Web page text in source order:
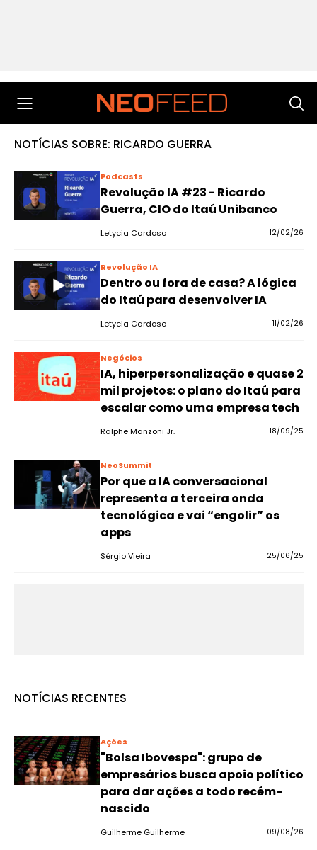
NOTÍCIAS SOBRE: RICARDO GUERRA
Podcasts
Revolução IA #23 - Ricardo
Guerra, CIO do Itaú Unibanco
Letycia Cardoso 12/02/26
Revolução IA
Dentro ou fora de casa? A lógica
do Itaú para desenvolver IA
Letycia Cardoso 11/02/26
Negócios
IA, hiperpersonalização e quase 2
mil projetos: o plano do Itaú para
escalar como uma empresa tech
Ralphe Manzoni Jr. 18/09/25
NeoSummit
Por que a IA conversacional
representa a terceira onda
tecnológica e vai “engolir” os
apps
Sérgio Vieira 25/06/25
NOTÍCIAS RECENTES
Ações
"Bolsa Ibovespa": grupo de
empresários busca apoio político
para dar ações a todo recém-
nascido
Guilherme Guilherme 09/08/26